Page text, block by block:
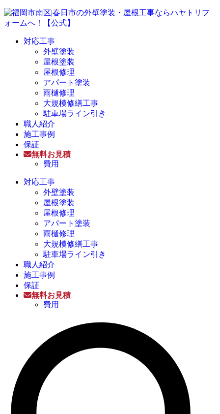
対応工事
外壁塗装
屋根塗装
屋根修理
アパート塗装
雨樋修理
大規模修繕工事
駐車場ライン引き
職人紹介
施工事例
保証
無料お見積
費用
対応工事
外壁塗装
屋根塗装
屋根修理
アパート塗装
雨樋修理
大規模修繕工事
駐車場ライン引き
職人紹介
施工事例
保証
無料お見積
費用